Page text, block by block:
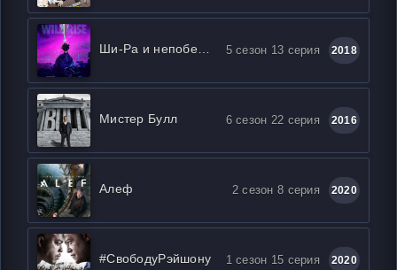
Ши-Ра и непобедимые принцессы 5 сезон 13 серия 2018
Мистер Булл 6 сезон 22 серия 2016
Алеф 2 сезон 8 серия 2020
#СвободуРэйшону 1 сезон 15 серия 2020